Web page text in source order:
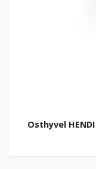
Osthyvel